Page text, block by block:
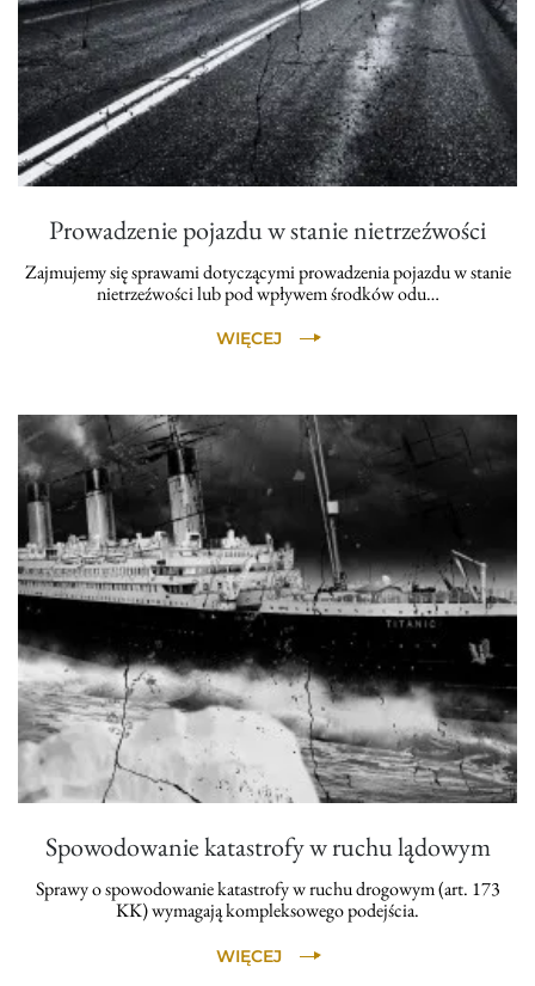
Prowadzenie pojazdu w stanie nietrzeźwości
Zajmujemy się sprawami dotyczącymi prowadzenia pojazdu w stanie
nietrzeźwości lub pod wpływem środków odu…
WIĘCEJ
Spowodowanie katastrofy w ruchu lądowym
Sprawy o spowodowanie katastrofy w ruchu drogowym (art. 173
KK) wymagają kompleksowego podejścia.
WIĘCEJ